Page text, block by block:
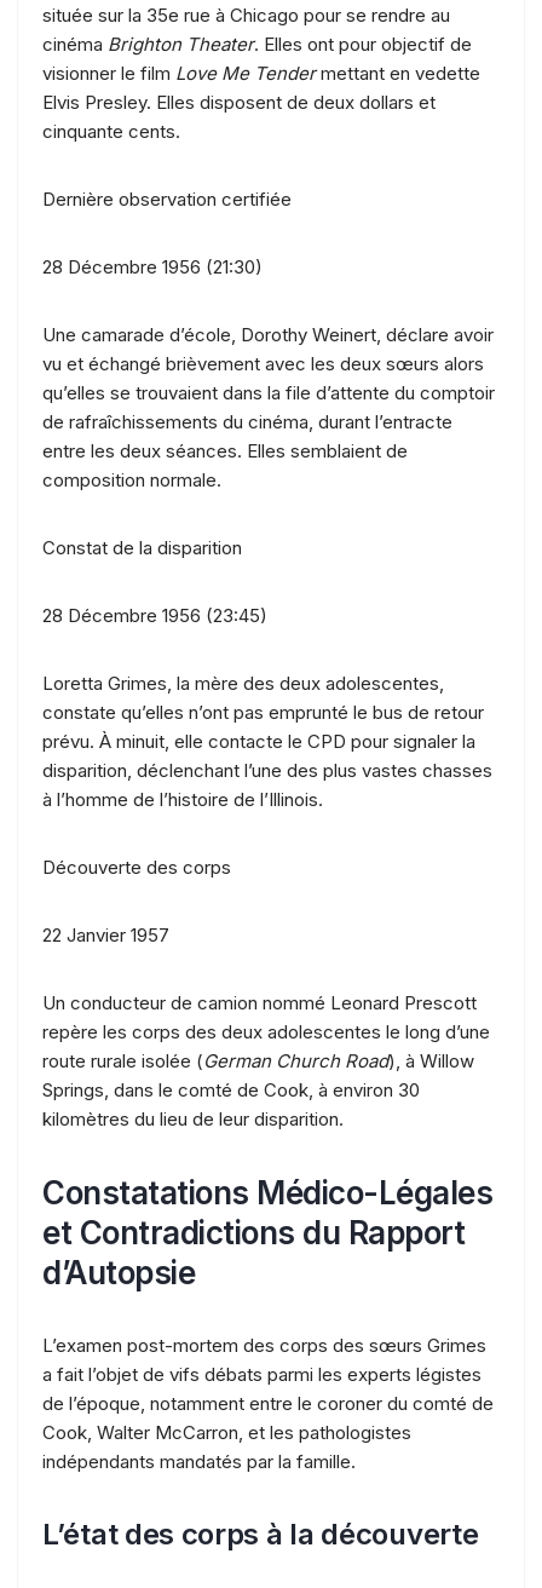
située sur la 35e rue à Chicago pour se rendre au
cinéma Brighton Theater. Elles ont pour objectif de
visionner le film Love Me Tendermettant en vedette
Elvis Presley. Elles disposent de deux dollars et
cinquante cents.
Dernière observation certifiée
28 Décembre 1956 (21:30)
Une camarade d’école, Dorothy Weinert, déclare avoir
vu et échangé brièvement avec les deux sœurs alors
qu’elles se trouvaient dans la file d’attente du comptoir
de rafraîchissements du cinéma, durant l’entracte
entre les deux séances. Elles semblaient de
composition normale.
Constat de la disparition
28 Décembre 1956 (23:45)
Loretta Grimes, la mère des deux adolescentes,
constate qu’elles n’ont pas emprunté le bus de retour
prévu. À minuit, elle contacte le CPD pour signaler la
disparition, déclenchant l’une des plus vastes chasses
à l’homme de l’histoire de l’Illinois.
Découverte des corps
22 Janvier 1957
Un conducteur de camion nommé Leonard Prescott
repère les corps des deux adolescentes le long d’une
route rurale isolée (German Church Road), à Willow
Springs, dans le comté de Cook, à environ 30
kilomètres du lieu de leur disparition.
Constatations Médico-Légales
et Contradictions du Rapport
d’Autopsie
L’examen post-mortem des corps des sœurs Grimes
a fait l’objet de vifs débats parmi les experts légistes
de l’époque, notamment entre le coroner du comté de
Cook, Walter McCarron, et les pathologistes
indépendants mandatés par la famille.
L’état des corps à la découverte